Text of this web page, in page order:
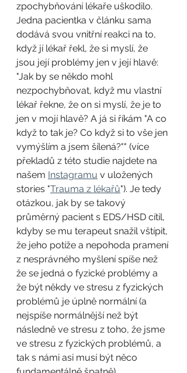
zpochybňování lékaře uškodilo.
Jedna pacientka v článku sama
dodává svou vnitřní reakci na to,
když jí lékař řekl, že si myslí, že
jsou její problémy jen v její hlavě:
"Jak by se někdo mohl
nezpochybňovat, když mu vlastní
lékař řekne, že on si myslí, že je to
jen v mojí hlavě? A já si říkám "A co
když to tak je? Co když si to vše jen
vymýšlím a jsem šílená?"" (více
překladů z této studie najdete na
našem Instagramu v uložených
stories "Trauma z lékařů"). Je tedy
otázkou, jak by se takový
průměrný pacient s EDS/HSD cítil,
kdyby se mu terapeut snažil vštípit,
že jeho potíže a nepohoda pramení
z nesprávného myšlení spíše než
že se jedná o fyzické problémy a
že být někdy ve stresu z fyzických
problémů je úplně normální (a
nejspíše normálnější než být
následně ve stresu z toho, že jsme
ve stresu z fyzických problémů, a
tak s námi asi musí být něco